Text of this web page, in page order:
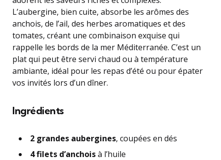
L’aubergine, bien cuite, absorbe les arômes des
anchois, de l’ail, des herbes aromatiques et des
tomates, créant une combinaison exquise qui
rappelle les bords de la mer Méditerranée. C’est un
plat qui peut être servi chaud ou à température
ambiante, idéal pour les repas d’été ou pour épater
vos invités lors d’un dîner.
Ingrédients
2 grandes aubergines, coupées en dés
4 filets d’anchoisà l’huile